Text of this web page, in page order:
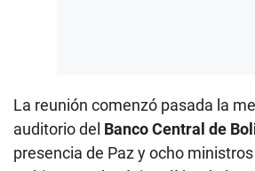
La reunión comenzó pasada la
auditorio del Banco Central de
presencia de Paz y ocho